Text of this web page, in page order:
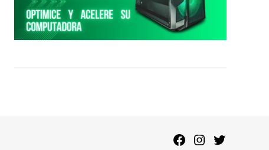
Facebook
Instagram
Twitter